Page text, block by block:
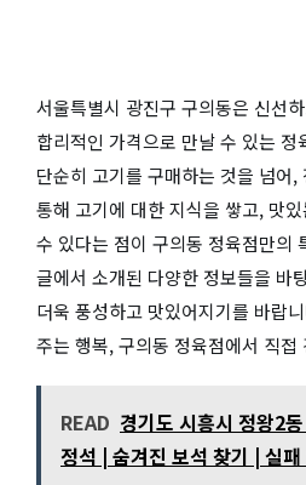
서울특별시 광진구 구의동은 신선
합리적인 가격으로 만날 수 있는 정
단순히 고기를 구매하는 것을 넘어,
통해 고기에 대한 지식을 쌓고, 맛
수 있다는 점이 구의동 정육점만의
글에서 소개된 다양한 정보들을 바
더욱 풍성하고 맛있어지기를 바랍
주는 행복, 구의동 정육점에서 직접
READ 경기도 시흥시 정왕2
정석 | 숨겨진 보석 찾기 | 실패